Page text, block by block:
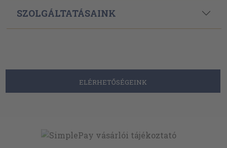
SZOLGÁLTATÁSAINK
ELÉRHETŐSÉGEINK